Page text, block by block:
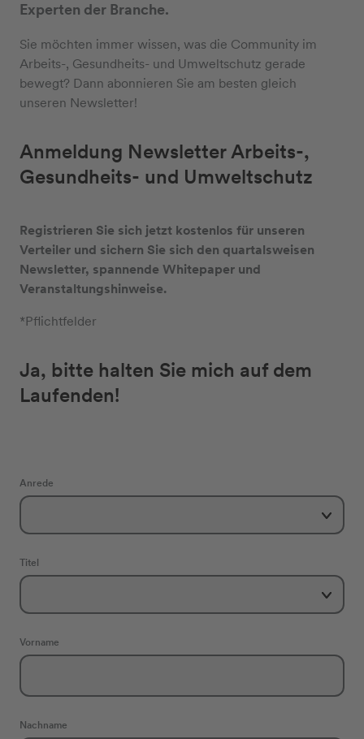
Experten der Branche.
Sie möchten immer wissen, was die Community im
Arbeits-, Gesundheits- und Umweltschutz gerade
bewegt? Dann abonnieren Sie am besten gleich
unseren Newsletter!
Anmeldung Newsletter Arbeits-,
Gesundheits- und Umweltschutz
Registrieren Sie sich jetzt kostenlos für unseren
Verteiler und sichern Sie sich den quartalsweisen
Newsletter, spannende Whitepaper und
Veranstaltungshinweise.
*Pflichtfelder
Ja, bitte halten Sie mich auf dem
Laufenden!
Anrede
Titel
Vorname
Nachname